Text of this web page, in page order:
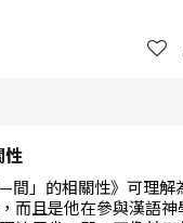
性
間」的相關性》可理解
而且是他在參與漢語神